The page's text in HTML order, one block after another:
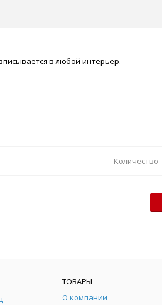
в любой интерьер.
Количество
ТОВАРЫ
О компании